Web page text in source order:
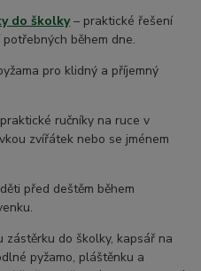
do školky– praktické řešení
během dne.
pro klidný a příjemný
ručníky na ruce v
zvířátek nebo se jménem
před deštěm během
zástěrku do školky, kapsář na
pyžamo, pláštěnku a